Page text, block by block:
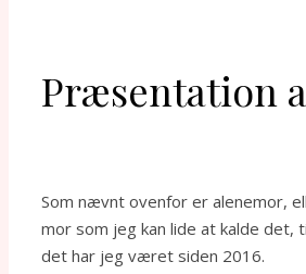
Præsentation
Som nævnt ovenfor er alenemor,
mor som jeg kan lide at kalde det,
det har jeg været siden 2016.